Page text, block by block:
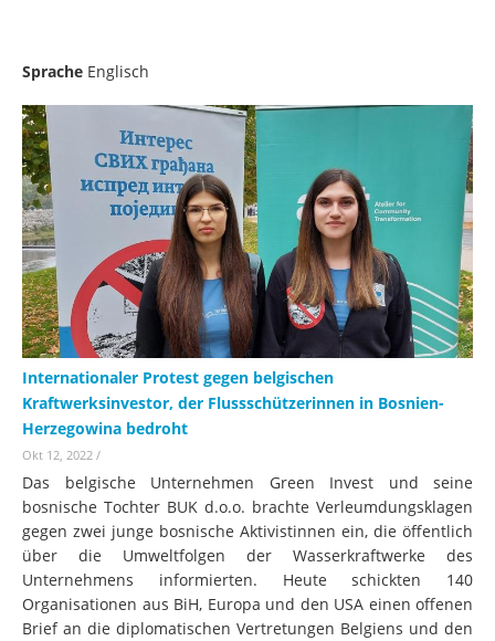
Sprache Englisch
Internationaler Protest gegen belgischen
Kraftwerksinvestor, der Flussschützerinnen in Bosnien-
Herzegowina bedroht
Okt 12, 2022 /
Das belgische Unternehmen Green Invest und seine
bosnische Tochter BUK d.o.o. brachte Verleumdungsklagen
gegen zwei junge bosnische Aktivistinnen ein, die öffentlich
über die Umweltfolgen der Wasserkraftwerke des
Unternehmens informierten. Heute schickten 140
Organisationen aus BiH, Europa und den USA einen offenen
Brief an die diplomatischen Vertretungen Belgiens und den